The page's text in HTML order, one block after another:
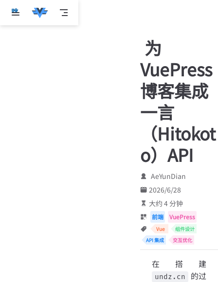
跳
为
VuePress
博客集成
一言
（Hitokot
o）API
AeYunDian
2026/6/28
大约 4 分钟
前端 VuePress
Vue
组件设计
API 集成
交互优化
在搭建
undz.cn
的过